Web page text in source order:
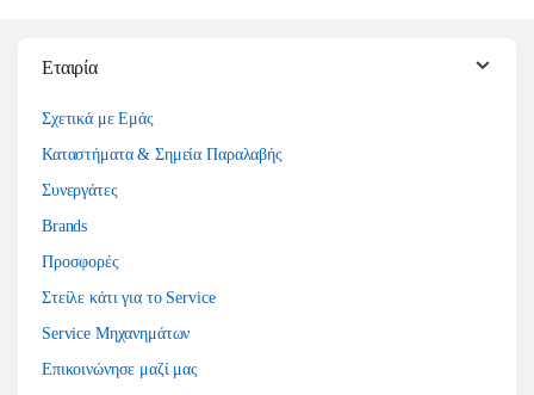
Εταιρία
Σχετικά με Εμάς
Καταστήματα & Σημεία Παραλαβής
Συνεργάτες
Brands
Προσφορές
Στείλε κάτι για το Service
Service Μηχανημάτων
Επικοινώνησε μαζί μας